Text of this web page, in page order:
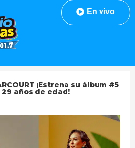
En vivo
¡Estrena su álbum #5
29 años de edad!